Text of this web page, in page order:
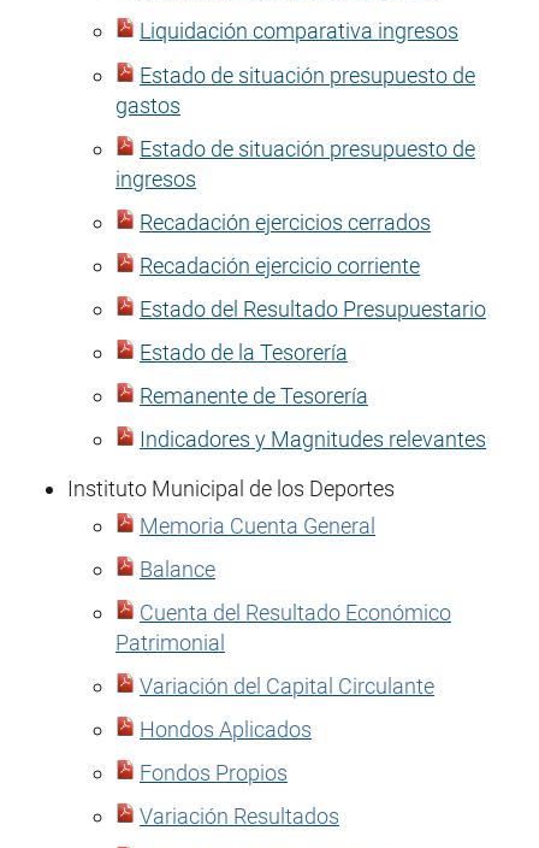
Liquidación comparativa ingresos
Estado de situación presupuesto de
gastos
Estado de situación presupuesto de
ingresos
Recadación ejercicios cerrados
Recadación ejercicio corriente
Estado del Resultado Presupuestario
Estado de la Tesorería
Remanente de Tesorería
Indicadores y Magnitudes relevantes
Instituto Municipal de los Deportes
Memoria Cuenta General
Balance
Cuenta del Resultado Económico
Patrimonial
Variación del Capital Circulante
Hondos Aplicados
Fondos Propios
Variación Resultados